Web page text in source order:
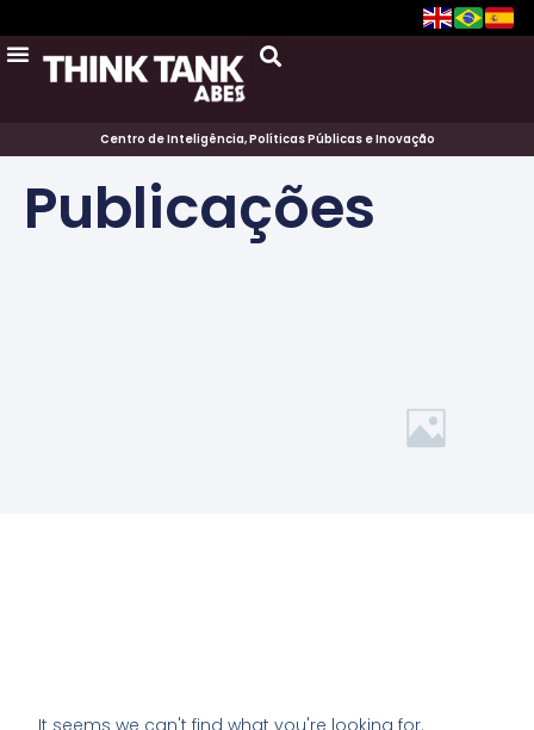
Centro de Inteligência, Políticas Públicas e Inovação
Publicações
It seems we can't find what you're looking for.